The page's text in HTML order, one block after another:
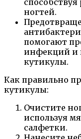
ногтей.
помогают
инфекций и
кутикулы.
Как правильно
кутикулы:
Очистите
используя
салфетки.